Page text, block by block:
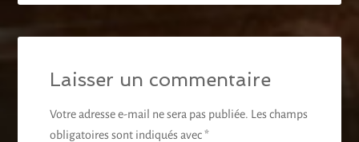
Laisser un commentaire
Votre adresse e-mail ne sera pas publiée. Les champs
obligatoires sont indiqués avec*